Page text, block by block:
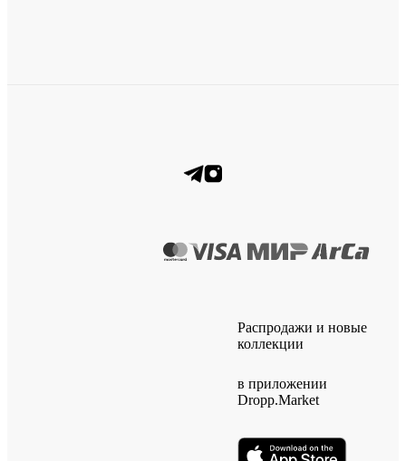
Распродажи и новые
коллекции
в приложении
Dropp.Market